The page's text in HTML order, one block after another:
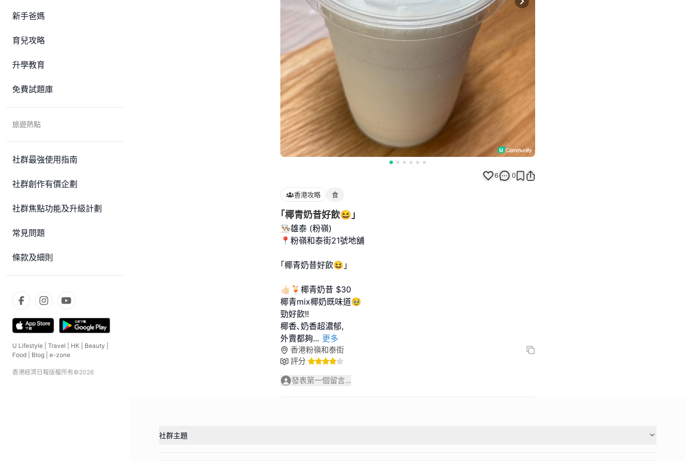
新手爸媽
育兒攻略
升學教育
免費試題庫
旅遊熱點
社群最強使用指南
社群創作有價企劃
社群焦點功能及升級計劃
常見問題
條款及細則
U Lifestyle Travel HK Beauty
Food
Blog e-zone
香港經濟日報版權所有©2026
Next slide
6 0
香港攻略 食
｢椰青奶昔好飲😆｣
👨🏻‍🍳雄泰 (粉嶺)
📍粉嶺和泰街21號地舖
｢椰青奶昔好飲😆｣
👍🏻🍹椰青奶昔 $30
椰青mix椰奶既味道🥹
勁好飲!!
椰香､奶香超濃郁,
外賣都夠... 更多
香港粉嶺和泰街
評分
發表第一個留言...
社群主題